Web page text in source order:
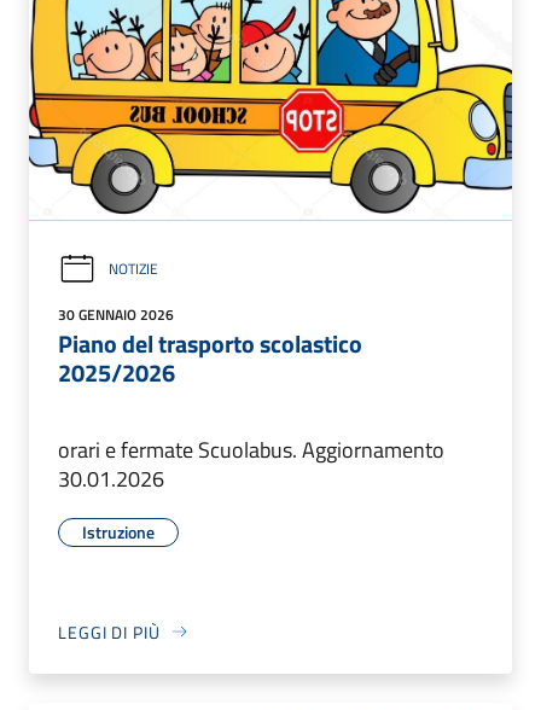
NOTIZIE
30 GENNAIO 2026
Piano del trasporto scolastico
2025/2026
orari e fermate Scuolabus. Aggiornamento
30.01.2026
Istruzione
LEGGI DI PIÙ